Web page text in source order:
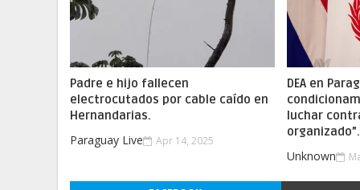
Padre e hijo fallecen
electrocutados por cable caído en
Hernandarias.
Paraguay Live Apr 14, 2025
DEA en
luchar
organizado”.
Unknown